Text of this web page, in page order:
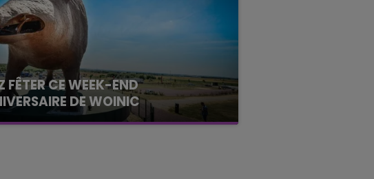
FÊTER CE WEEK-END
DE WOINIC
8 août sera un grand jour :